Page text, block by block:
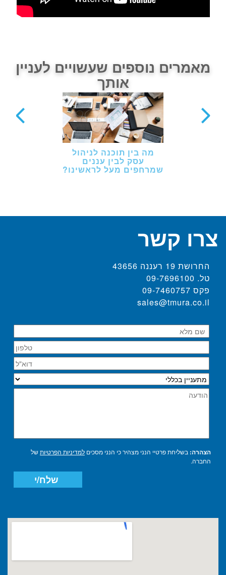
מאמרים נוספים שעשויים לעניין
אותך
מה בין תוכנה לניהול
עסק לבין עננים
שמרחפים מעל לראשינו?
צרו קשר
החרושת 19 רעננה 43656
טל. 09-7696100
פקס 09-7460757
sales@tmura.co.il
הצהרה: בשליחת פרטיי הנני מצהיר כי הנני מסכים למדיניות הפרטיותשל
החברה.